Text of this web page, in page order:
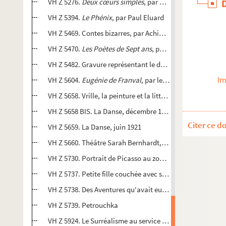
VH Z 5394. Le Phénix, par Paul Eluard
VH Z 5469. Contes bizarres, par Achim von Arnim
VH Z 5470. Les Poètes de Sept ans, par Arthur Rimbaud
VH Z 5482. Gravure représentant le double profil de Paul
VH Z 5604. Eugénie de Franval, par le Marquis de Sade
VH Z 5658. Vrille, la peinture et la littérature livre
VH Z 5658 BIS. La Danse, décembre 1920 : Programme
VH Z 5659. La Danse, juin 1921
VH Z 5660. Théâtre Sarah Bernhardt, soirée de ballets
VH Z 5730. Portrait de Picasso au zodiaque
VH Z 5737. Petite fille couchée avec sa poupée
VH Z 5738. Des Aventures qu'avait eues le chevalier dans
VH Z 5739. Petrouchka
VH Z 5924. Le Surréalisme au service de la Révolution,
Citer ce